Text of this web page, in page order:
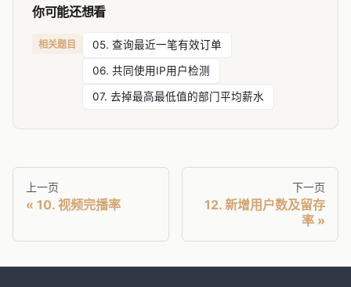
你可能还想看
相关题目 05. 查询最近一笔有效订单
06. 共同使用IP用户检测
07. 去掉最高最低值的部门平均薪水
上一页
10. 视频完播率
下一页
12. 新增用户数及留存
率